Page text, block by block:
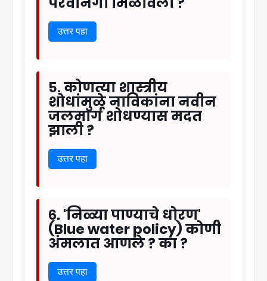
उत्तर पहा
५. कोणत्या शास्त्रीय
शोधांमुळे नाविकांना नवीन
जलमार्ग शोधण्यास मदत
झाली ?
उत्तर पहा
६. 'निळ्या पाण्याचे धोरण'
(Blue water policy) कोणी
अंमलात आणले ? का ?
उत्तर पहा